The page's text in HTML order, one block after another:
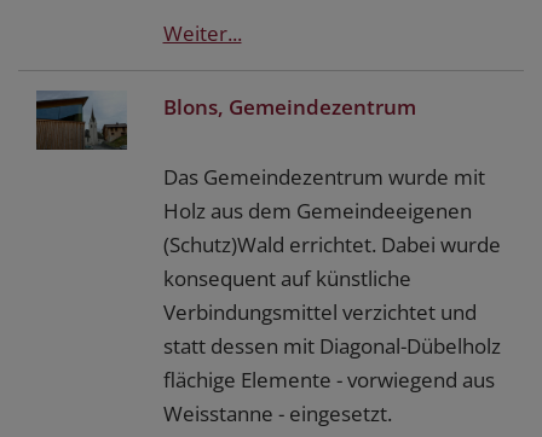
Weiter...
Blons, Gemeindezentrum
Das Gemeindezentrum wurde mit
Holz aus dem Gemeindeeigenen
(Schutz)Wald errichtet. Dabei wurde
konsequent auf künstliche
Verbindungsmittel verzichtet und
statt dessen mit Diagonal-Dübelholz
flächige Elemente - vorwiegend aus
Weisstanne - eingesetzt.